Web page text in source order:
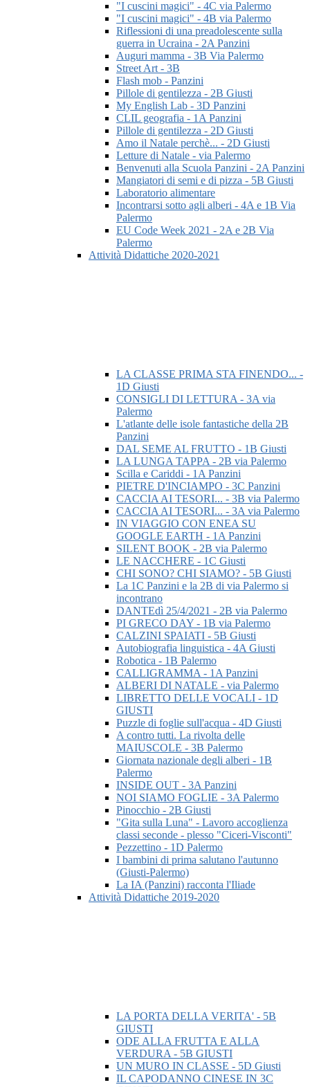
"I cuscini magici" - 4C via Palermo
"I cuscini magici" - 4B via Palermo
Riflessioni di una preadolescente sulla
guerra in Ucraina - 2A Panzini
Auguri mamma - 3B Via Palermo
Street Art - 3B
Flash mob - Panzini
Pillole di gentilezza - 2B Giusti
My English Lab - 3D Panzini
CLIL geografia - 1A Panzini
Pillole di gentilezza - 2D Giusti
Amo il Natale perchè... - 2D Giusti
Letture di Natale - via Palermo
Benvenuti alla Scuola Panzini - 2A Panzini
Mangiatori di semi e di pizza - 5B Giusti
Laboratorio alimentare
Incontrarsi sotto agli alberi - 4A e 1B Via
Palermo
EU Code Week 2021 - 2A e 2B Via
Palermo
Attività Didattiche 2020-2021
LA CLASSE PRIMA STA FINENDO... -
1D Giusti
CONSIGLI DI LETTURA - 3A via
Palermo
L'atlante delle isole fantastiche della 2B
Panzini
DAL SEME AL FRUTTO - 1B Giusti
LA LUNGA TAPPA - 2B via Palermo
Scilla e Cariddi - 1A Panzini
PIETRE D'INCIAMPO - 3C Panzini
CACCIA AI TESORI... - 3B via Palermo
CACCIA AI TESORI... - 3A via Palermo
IN VIAGGIO CON ENEA SU
GOOGLE EARTH - 1A Panzini
SILENT BOOK - 2B via Palermo
LE NACCHERE - 1C Giusti
CHI SONO? CHI SIAMO? - 5B Giusti
La 1C Panzini e la 2B di via Palermo si
incontrano
DANTEdì 25/4/2021 - 2B via Palermo
PI GRECO DAY - 1B via Palermo
CALZINI SPAIATI - 5B Giusti
Autobiografia linguistica - 4A Giusti
Robotica - 1B Palermo
CALLIGRAMMA - 1A Panzini
ALBERI DI NATALE - via Palermo
LIBRETTO DELLE VOCALI - 1D
GIUSTI
Puzzle di foglie sull'acqua - 4D Giusti
A contro tutti. La rivolta delle
MAIUSCOLE - 3B Palermo
Giornata nazionale degli alberi - 1B
Palermo
INSIDE OUT - 3A Panzini
NOI SIAMO FOGLIE - 3A Palermo
Pinocchio - 2B Giusti
"Gita sulla Luna" - Lavoro accoglienza
classi seconde - plesso "Ciceri-Visconti"
Pezzettino - 1D Palermo
I bambini di prima salutano l'autunno
(Giusti-Palermo)
La IA (Panzini) racconta l'Iliade
Attività Didattiche 2019-2020
LA PORTA DELLA VERITA' - 5B
GIUSTI
ODE ALLA FRUTTA E ALLA
VERDURA - 5B GIUSTI
UN MURO IN CLASSE - 5D Giusti
IL CAPODANNO CINESE IN 3C